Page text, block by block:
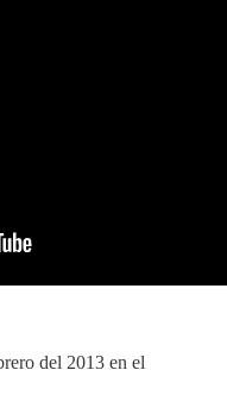
del 2013 en el